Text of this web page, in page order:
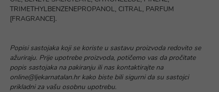
TRIMETHYLBENZENEPROPANOL, CITRAL, PARFUM
[FRAGRANCE].
Popisi sastojaka koji se koriste u sastavu proizvoda redovito se
ažuriraju. Prije upotrebe proizvoda, potičemo vas da pročitate
popis sastojaka na pakiranju ili nas kontaktirajte na
online@ljekarnatalan.hr kako biste bili sigurni da su sastojci
prikladni za vašu osobnu upotrebu.